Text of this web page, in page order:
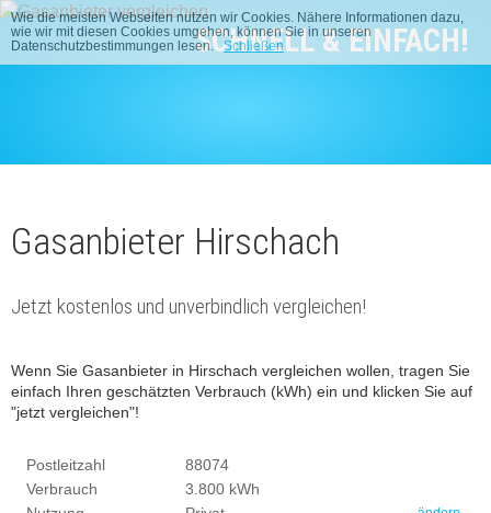
SCHNELL & EINFACH!
Wie die meisten Webseiten nutzen wir Cookies. Nähere Informationen dazu,
wie wir mit diesen Cookies umgehen, können Sie in unseren
Datenschutzbestimmungen lesen.Schließen
Gasanbieter Hirschach
Jetzt kostenlos und unverbindlich vergleichen!
Wenn Sie Gasanbieter in Hirschach vergleichen wollen, tragen Sie
einfach Ihren geschätzten Verbrauch (kWh) ein und klicken Sie auf
"jetzt vergleichen"!